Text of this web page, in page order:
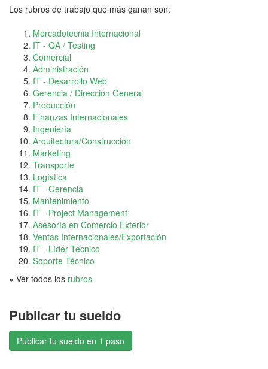
Los rubros de trabajo que más ganan son:
Mercadotecnia Internacional
IT - QA / Testing
Comercial
Administración
IT - Desarrollo Web
Gerencia / Dirección General
Producción
Finanzas Internacionales
Ingeniería
Arquitectura/Construcción
Marketing
Transporte
Logística
IT - Gerencia
Mantenimiento
IT - Project Management
Asesoría en Comercio Exterior
Ventas Internacionales/Exportación
IT - Líder Técnico
Soporte Técnico
» Ver todos los rubros
Publicar tu sueldo
Publicar tu sueldo en 1 paso